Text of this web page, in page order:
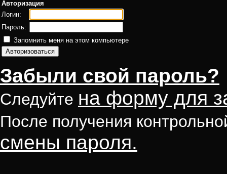
Авторизация
Логин:
Пароль:
Запомнить меня на этом компьютере
Забыли свой пароль?
Следуйте на форму для
После получения
смены пароля.